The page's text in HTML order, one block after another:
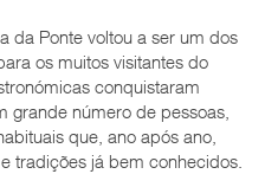
da Ponte voltou a ser um dos
os muitos visitantes do
conquistaram
grande número de pessoas,
que, ano após ano,
tradições já bem conhecidos.